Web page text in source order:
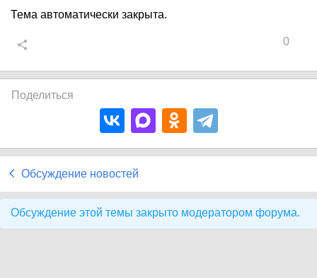
Тема автоматически закрыта.
0
Поделиться
Обсуждение новостей
Обсуждение этой темы закрыто модератором форума.